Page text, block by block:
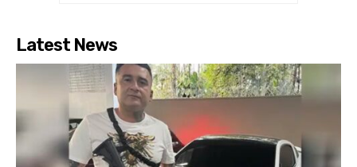
Latest News